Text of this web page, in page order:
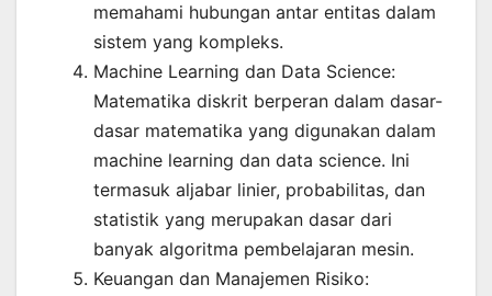
memahami hubungan antar entitas dalam
sistem yang kompleks.
Machine Learning dan Data Science:
Matematika diskrit berperan dalam dasar-
dasar matematika yang digunakan dalam
machine learning dan data science. Ini
termasuk aljabar linier, probabilitas, dan
statistik yang merupakan dasar dari
banyak algoritma pembelajaran mesin.
Keuangan dan Manajemen Risiko: